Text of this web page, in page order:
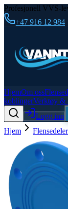
Profesjonell VVS-
+47 916 12 984
HjemOm oss
koblingerVerktøy &
Logg inn
Hjem Flensedeler